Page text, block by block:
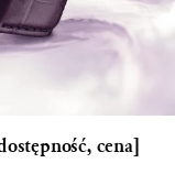
cena]